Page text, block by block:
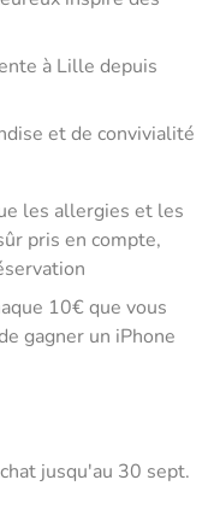
à Lille depuis
et de convivialité
les allergies et les
pris en compte,
10€ que vous
gagner un iPhone
jusqu'au 30 sept.